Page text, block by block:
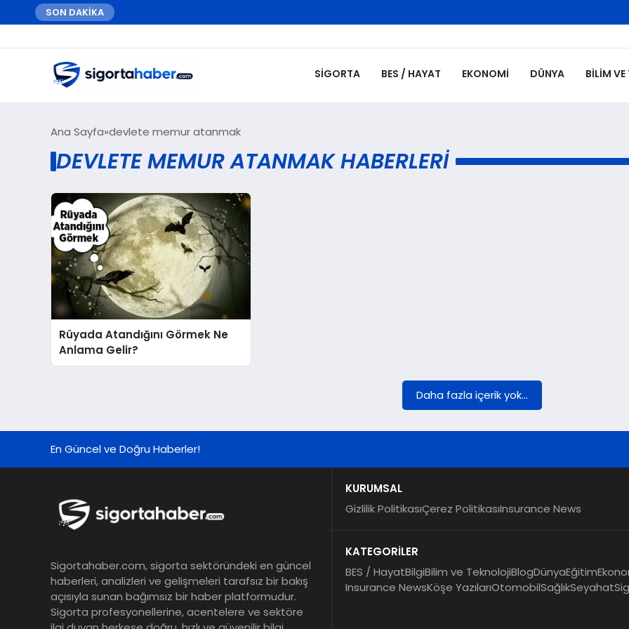
SON DAKİKA
SIGORTA BES / HAYAT EKONOMI DÜNYA BILIM
Ana Sayfa devlete memur atanmak
DEVLETE MEMUR ATANMAK HABERLERI
Rüyada Atandığını Görmek Ne
Anlama Gelir?
Daha fazla içerik yok...
En Güncel ve Doğru Haberler!
Sigortahaber.com, sigorta sektöründeki en güncel
haberleri, analizleri ve gelişmeleri tarafsız bir bakış
açısıyla sunan bağımsız bir haber platformudur.
Sigorta profesyonellerine, acentelere ve sektöre
KURUMSAL
Gizlilik PolitikasıÇerez PolitikasıInsurance News
KATEGORİLER
BES / HayatBilgiBilim ve TeknolojiBlogDünyaEğitim
Insurance NewsKöşe YazılarıOtomobilSağlıkSeyahat